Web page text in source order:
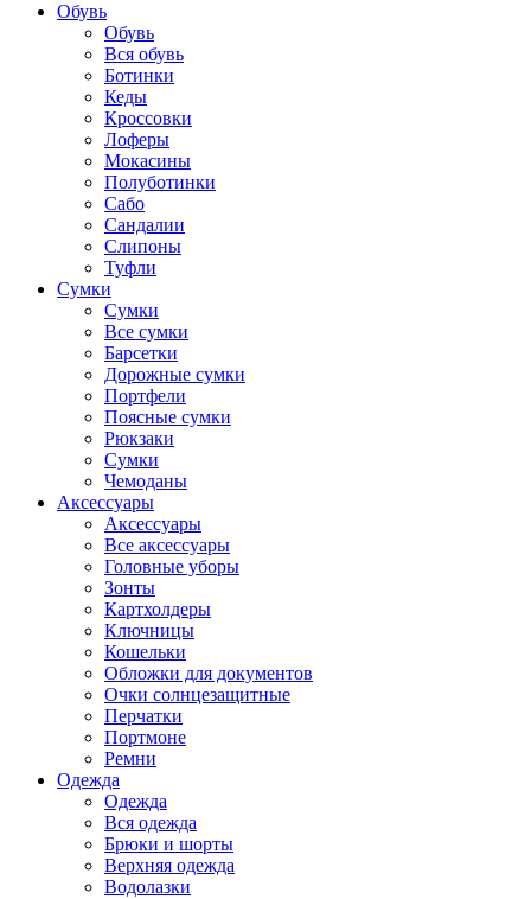
Обувь
Обувь
Вся обувь
Ботинки
Кеды
Кроссовки
Лоферы
Мокасины
Полуботинки
Сабо
Сандалии
Слипоны
Туфли
Сумки
Сумки
Все сумки
Барсетки
Дорожные сумки
Портфели
Поясные сумки
Рюкзаки
Сумки
Чемоданы
Аксессуары
Аксессуары
Все аксессуары
Головные уборы
Зонты
Картхолдеры
Ключницы
Кошельки
Обложки для документов
Очки солнцезащитные
Перчатки
Портмоне
Ремни
Одежда
Одежда
Вся одежда
Брюки и шорты
Верхняя одежда
Водолазки